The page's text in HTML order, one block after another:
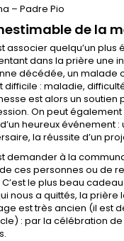
– Padre Pio
de la
associer quelqu’un plus
dans la prière une
décédée, un malade
difficile : maladie,
est alors un soutien
On peut
heureux événement :
la réussite d’un
demander à la
ces personnes ou de
le plus beau
nous a quittés, la prière
est très ancien (il est
: par la célébration de